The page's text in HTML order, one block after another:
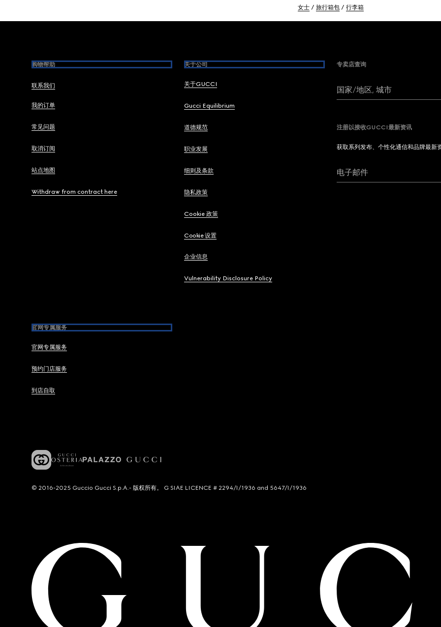
女士 旅行箱包 行李箱
购物帮助
联系我们
我的订单
常见问题
取消订阅
站点地图
Withdraw from contract here
关于公司
关于GUCCI
Gucci Equilibrium
道德规范
职业发展
细则及条款
隐私政策
Cookie 政策
Cookie 设置
企业信息
Vulnerability Disclosure Policy
官网专属服务
官网专属服务
预约门店服务
到店自取
专卖店查询
国家/地区, 城市
注册以接收GUCCI最新资讯
获取系列发布、个性化通信和品牌最新
电子邮件
© 2016-2025 Guccio Gucci S.p.A.- 版权所有。 G SIAE LICENCE # 2294/I/1936 and 5647/I/1936